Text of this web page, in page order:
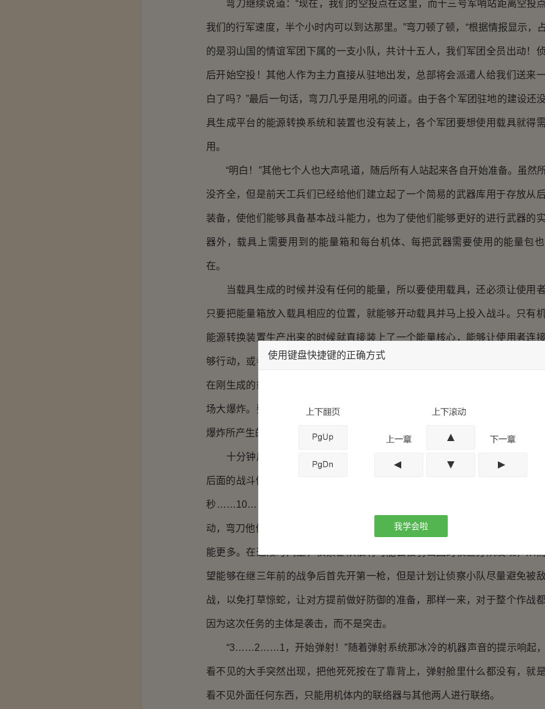
弯刀继续说道：“现在，我们的空投点在这里，而十三号军哨站距离空投
我们的行军速度，半个小时内可以到达那里。”弯刀顿了顿，“根据情报显示，
的是羽山国的情谊军团下属的一支小队，共计十五人，我们军团全员出动！
后开始空投！其他人作为主力直接从驻地出发，总部将会派遣人给我们送来
白了吗？”最后一句话，弯刀几乎是用吼的问道。由于各个军团驻地的建设还
具生成平台的能源转换系统和装置也没有装上，各个军团要想使用载具就得
用。
“明白！”其他七个人也大声吼道，随后所有人站起来各自开始准备。虽然
没齐全，但是前天工兵们已经给他们建立起了一个简易的武器库用于存放从
装备，使他们能够具备基本战斗能力，也为了使他们能够更好的进行武器的
器外，载具上需要用到的能量箱和每台机体、每把武器需要使用的能量包
在。
当载具生成的时候并没有任何的能量，所以要使用载具，还必须让使用者
只要把能量箱放入载具相应的位置，就能够开动载具并马上投入战斗。只有
能源转换装置生产出来的时候就直接装上了一个能量核心，能够让使用者连
够行动，或者是拿起武器马上就能够战斗。而说到底这都是因为技术不过关
在刚生成的载具上同时生成能量箱，并不是一件容易的事情，只要稍稍出一
场大爆炸。要知道那么一个小小的能量箱，爆炸所产生的威力可是足以比拟
爆炸所产生的威力。
十分钟后，按照弯刀的分配，艾蓝、天煞神和上帝三个人空投到空投点
后面的战斗做好必要的侦查。而弯刀则和正将带领其他人随后支援。“准备
秒……10……9……”随着计算机的冰冷声音的传出，第一次进行空头的三个
动，弯刀他们已经去接收载具了，从他们出发到集合点的时间可能需要将近3
能更多。在这段时间里，侦察部队很有可能会被羽山国的侦查分队发现，从
望能够在继三年前的战争后首先开第一枪，但是计划让侦察小队尽量避免被
战，以免打草惊蛇，让对方提前做好防御的准备，那样一来，对于整个作战都
因为这次任务的主体是袭击，而不是突击。
“3……2……1，开始弹射！”随着弹射系统那冰冷的机器声音的提示响起，
看不见的大手突然出现，把他死死按在了靠背上，弹射舱里什么都没有，就是
看不见外面任何东西，只能用机体内的联络器与其他两人进行联络。
使用键盘快捷键的正确方式
我学会啦